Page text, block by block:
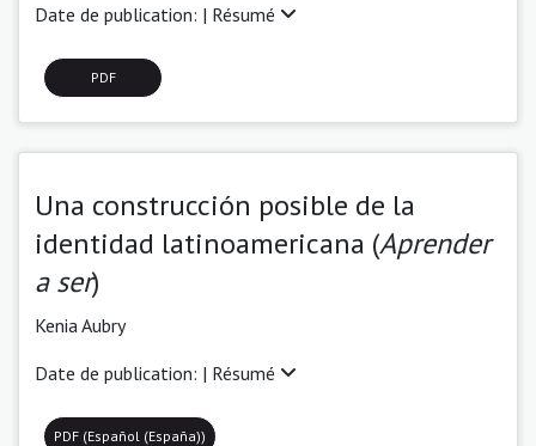
Date de publication: | Résumé
PDF
Una construcción posible de la
identidad latinoamericana (Aprender
a ser)
Kenia Aubry
Date de publication: | Résumé
PDF (Español (España))